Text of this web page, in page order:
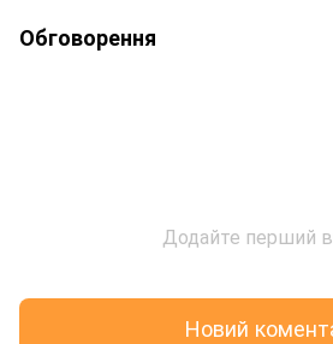
Обговорення
Додайте перший
Новий